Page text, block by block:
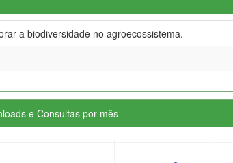
a biodiversidade no agroecossistema.
e Consultas por mês